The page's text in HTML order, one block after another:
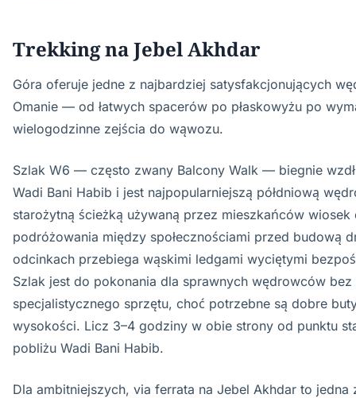
Trekking na Jebel Akhdar
Góra oferuje jedne z najbardziej satysfakcjonujących
Omanie — od łatwych spacerów po płaskowyżu po
wielogodzinne zejścia do wąwozu.
Szlak W6 — często zwany Balcony Walk — biegnie
Wadi Bani Habib i jest najpopularniejszą półdniową
starożytną ścieżką używaną przez mieszkańców wiosek
podróżowania między społecznościami przed budową
odcinkach przebiega wąskimi ledgami wyciętymi
Szlak jest do pokonania dla sprawnych wędrowców bez
specjalistycznego sprzętu, choć potrzebne są dobre
wysokości. Licz 3–4 godziny w obie strony od punktu
pobliżu Wadi Bani Habib.
Dla ambitniejszych, via ferrata na Jebel Akhdar to jedna